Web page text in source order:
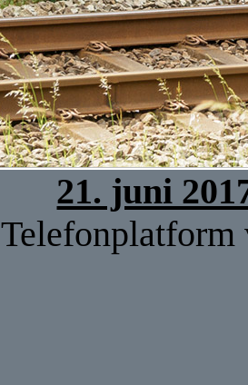
21. juni
Telefonplatform